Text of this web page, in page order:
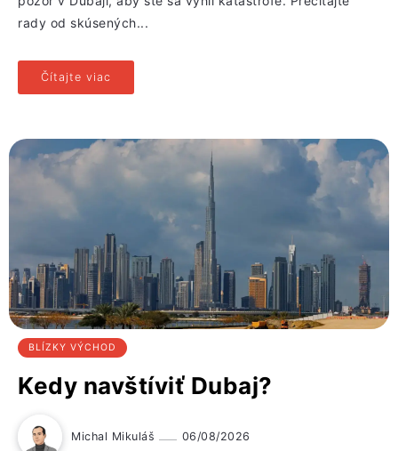
rady od skúsených...
Čítajte viac
BLÍZKY VÝCHOD
Kedy navštíviť Dubaj?
Michal Mikuláš 06/08/2026